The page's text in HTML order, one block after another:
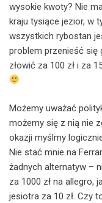
wysokie kwoty? Nie
kraju tysiące jezior, w
wszystkich rybostan
problem przenieść się
złowić za 100 zł i za
Możemy uważać
możemy się z nią nie
okazji myślmy
Nie stać mnie na
żadnych alternatyw –
za 1000 zł na allegro,
jesiotra za 10 zł. Czy